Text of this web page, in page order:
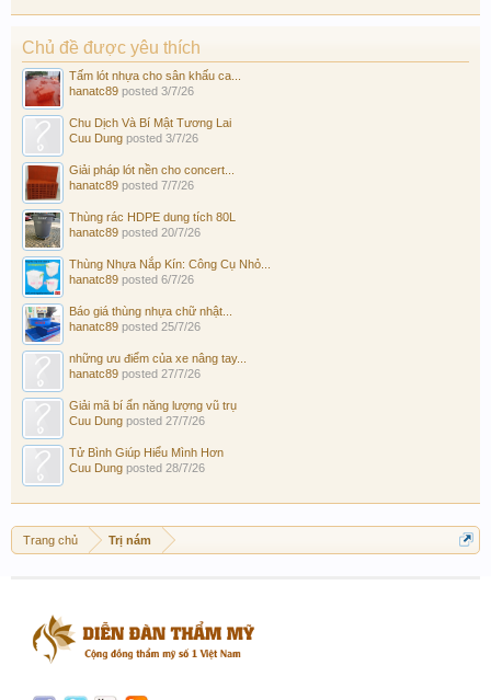
Chủ đề được yêu thích
Tấm lót nhựa cho sân khấu ca...
hanatc89 posted 3/7/26
Chu Dịch Và Bí Mật Tương Lai
Cuu Dung posted 3/7/26
Giải pháp lót nền cho concert...
hanatc89 posted 7/7/26
Thùng rác HDPE dung tích 80L
hanatc89 posted 20/7/26
Thùng Nhựa Nắp Kín: Công Cụ Nhỏ...
hanatc89 posted 6/7/26
Báo giá thùng nhựa chữ nhật...
hanatc89 posted 25/7/26
những ưu điểm của xe nâng tay...
hanatc89 posted 27/7/26
Giải mã bí ẩn năng lượng vũ trụ
Cuu Dung posted 27/7/26
Tử Bình Giúp Hiểu Mình Hơn
Cuu Dung posted 28/7/26
Trang chủ Trị nám